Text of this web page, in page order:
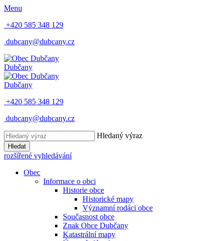
Menu
+420 585 348 129
dubcany@dubcany.cz
Dubčany
Dubčany
+420 585 348 129
dubcany@dubcany.cz
Hledaný výraz
Hledat
rozšířené vyhledávání
Obec
Informace o obci
Historie obce
Historické mapy
Významní rodáci obce
Současnost obce
Znak Obce Dubčany
Katastrální mapy